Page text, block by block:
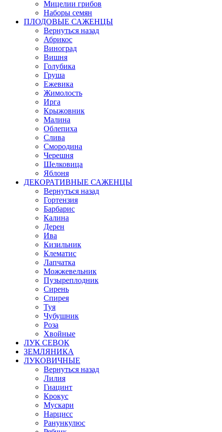
Мицелии грибов
Наборы семян
ПЛОДОВЫЕ САЖЕНЦЫ
Вернуться назад
Абрикос
Виноград
Вишня
Голубика
Груша
Ежевика
Жимолость
Ирга
Крыжовник
Малина
Облепиха
Слива
Смородина
Черешня
Шелковица
Яблоня
ДЕКОРАТИВНЫЕ САЖЕНЦЫ
Вернуться назад
Гортензия
Барбарис
Калина
Дерен
Ива
Кизильник
Клематис
Лапчатка
Можжевельник
Пузыреплодник
Сирень
Спирея
Туя
Чубушник
Роза
Хвойные
ЛУК СЕВОК
ЗЕМЛЯНИКА
ЛУКОВИЧНЫЕ
Вернуться назад
Лилия
Гиацинт
Крокус
Мускари
Нарцисс
Ранункулюс